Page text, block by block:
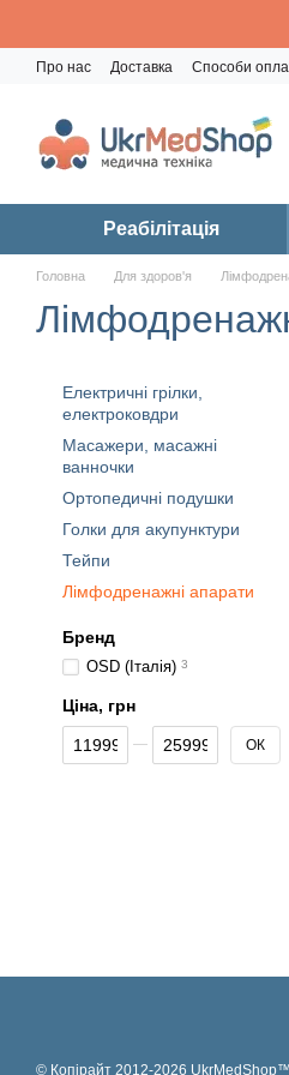
Про нас Доставка Способи
Реабiлiтацiя
Головна Для здоров'я
Електричні грілки,
електроковдри
Масажери, масажні
ванночки
Ортопедичні подушки
Голки для акупунктури
Тейпи
Лімфодренажні апарати
Бренд
OSD (Італія) 3
Ціна, грн
Від Ціна, грн
До Ціна, грн ОК
© Копірайт 2012-2026 UkrMedShop™